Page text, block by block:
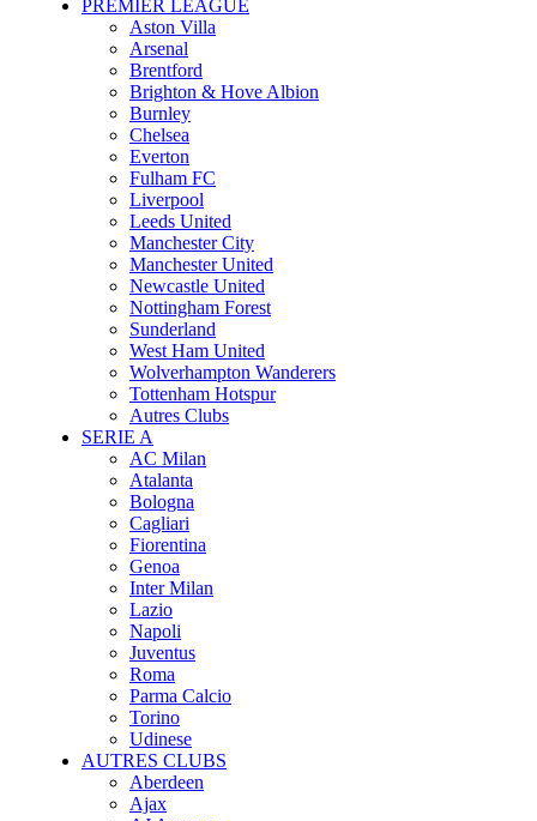
PREMIER LEAGUE
Aston Villa
Arsenal
Brentford
Brighton & Hove Albion
Burnley
Chelsea
Everton
Fulham FC
Liverpool
Leeds United
Manchester City
Manchester United
Newcastle United
Nottingham Forest
Sunderland
West Ham United
Wolverhampton Wanderers
Tottenham Hotspur
Autres Clubs
SERIE A
AC Milan
Atalanta
Bologna
Cagliari
Fiorentina
Genoa
Inter Milan
Lazio
Napoli
Juventus
Roma
Parma Calcio
Torino
Udinese
AUTRES CLUBS
Aberdeen
Ajax